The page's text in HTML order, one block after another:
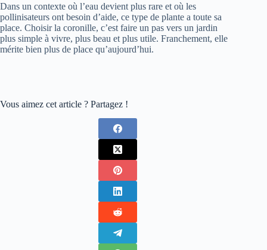
Dans un contexte où l’eau devient plus rare et où les
pollinisateurs ont besoin d’aide, ce type de plante a toute sa
place. Choisir la coronille, c’est faire un pas vers un jardin
plus simple à vivre, plus beau et plus utile. Franchement, elle
mérite bien plus de place qu’aujourd’hui.
Vous aimez cet article ? Partagez !